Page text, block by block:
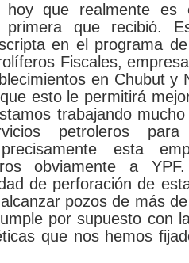
que realmente es
que recibió.
en el programa
Fiscales,
en Chubut y
esto le permitirá
trabajando
petroleros
esta
obviamente a
de perforación de
pozos de más
por supuesto con
que nos hemos